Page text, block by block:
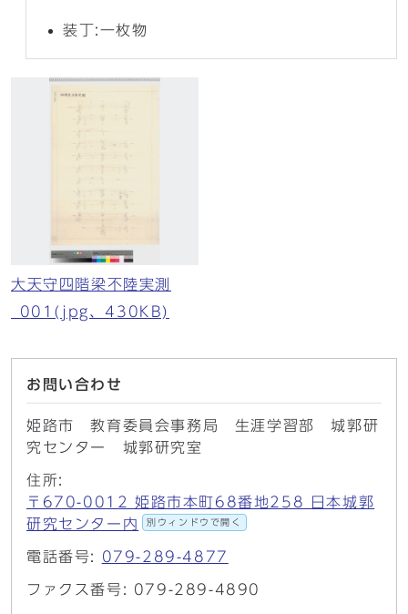
装丁:一枚物
大天守四階梁不陸実測
_001(jpg、430KB)
お問い合わせ
姫路市 教育委員会事務局 生涯学習部 城郭研
究センター 城郭研究室
住所:
〒670-0012 姫路市本町68番地258 日本城郭
研究センター内
別ウィンドウで開く
電話番号: 079-289-4877
ファクス番号: 079-289-4890